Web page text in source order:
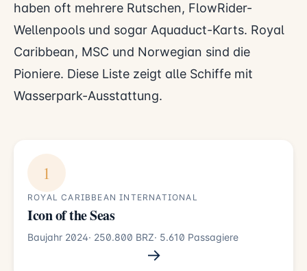
haben oft mehrere Rutschen, FlowRider-
Wellenpools und sogar Aquaduct-Karts. Royal
Caribbean, MSC und Norwegian sind die
Pioniere. Diese Liste zeigt alle Schiffe mit
Wasserpark-Ausstattung.
1
ROYAL CARIBBEAN INTERNATIONAL
Icon of the Seas
Baujahr 2024· 250.800 BRZ· 5.610 Passagiere
→